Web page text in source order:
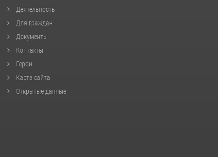
Деятельность
Для граждан
Документы
Контакты
Герои
Карта сайта
Открытые данные